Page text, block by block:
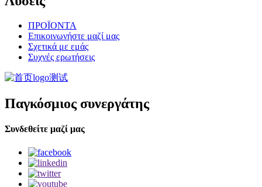
ΠΡΟΪΟΝΤΑ
Επικοινωνήστε μαζί μας
Σχετικά με εμάς
Συχνές ερωτήσεις
Παγκόσμιος συνεργάτης
Συνδεθείτε μαζί μας